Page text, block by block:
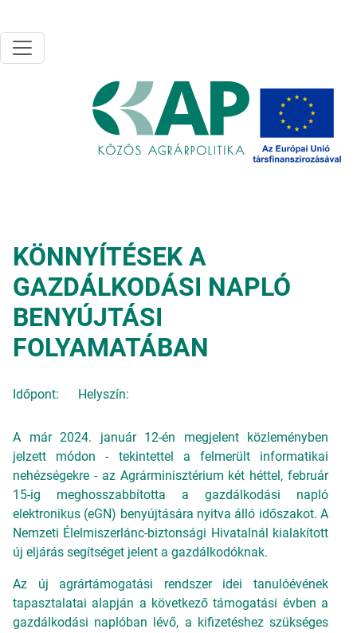
KÖNNYÍTÉSEK A
GAZDÁLKODÁSI NAPLÓ
BENYÚJTÁSI
FOLYAMATÁBAN
Időpont: Helyszín:
A már 2024. január 12-én megjelent közleményben
jelzett módon - tekintettel a felmerült informatikai
nehézségekre - az Agrárminisztérium két héttel, február
15-ig meghosszabbította a gazdálkodási napló
elektronikus (eGN) benyújtására nyitva álló időszakot. A
Nemzeti Élelmiszerlánc-biztonsági Hivatalnál kialakított
új eljárás segítséget jelent a gazdálkodóknak.
Az új agrártámogatási rendszer idei tanulóévének
tapasztalatai alapján a következő támogatási évben a
gazdálkodási naplóban lévő, a kifizetéshez szükséges